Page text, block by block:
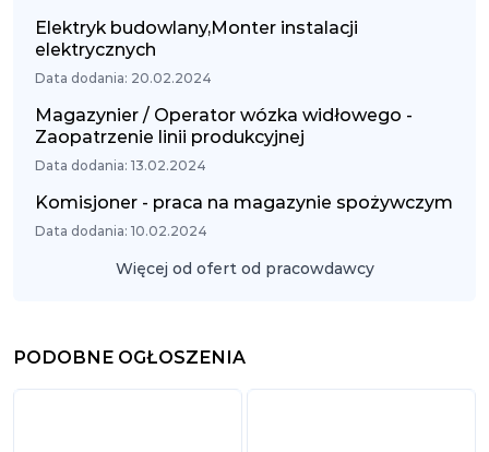
Elektryk budowlany,Monter instalacji
elektrycznych
Data dodania: 20.02.2024
Magazynier / Operator wózka widłowego -
Zaopatrzenie linii produkcyjnej
Data dodania: 13.02.2024
Komisjoner - praca na magazynie spożywczym
Data dodania: 10.02.2024
Więcej od ofert od pracowdawcy
PODOBNE OGŁOSZENIA